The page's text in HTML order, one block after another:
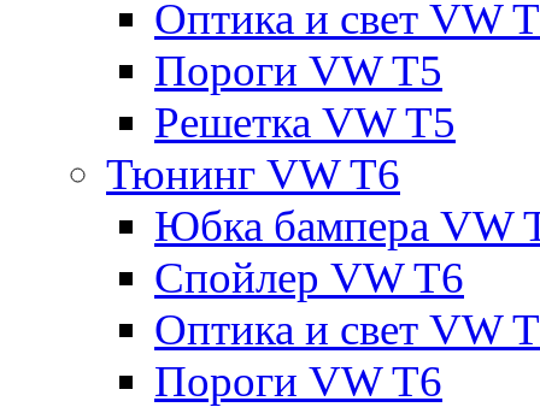
Оптика и свет VW
Пороги VW T5
Решетка VW T5
Тюнинг VW T6
Юбка бампера VW
Спойлер VW T6
Оптика и свет VW
Пороги VW T6